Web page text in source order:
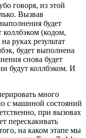
говоря, из этой
Вызвав
будет
(кодом,
руках результат
будет выполнена
снова будет
будут коллбэком. И
много
с машиной состояний
при вызовах
перескакивать
на каком этапе мы